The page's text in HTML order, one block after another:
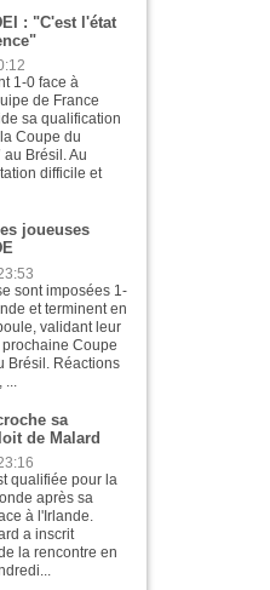
: "C'est l'état
1-0 face à
de France
sa qualification
Coupe du
Brésil. Au
difficile et
joueuses
sont imposées 1-
et terminent en
validant leur
Coupe
Brésil. Réactions
...
sa
de Malard
qualifiée pour la
après sa
à l'Irlande.
a inscrit
la rencontre en